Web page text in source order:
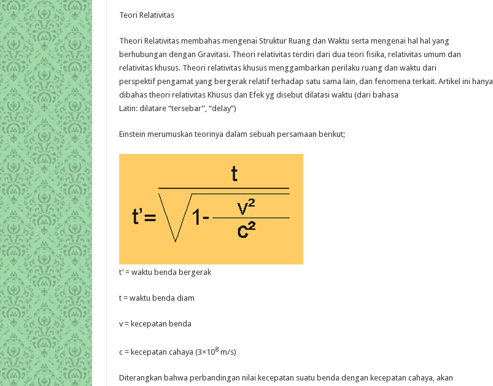
Teori Relativitas
Theori Relativitas membahas mengenai Struktur Ruang dan Waktu serta mengenai hal hal yang
berhubungan dengan Gravitasi. Theori relativitas terdiri dari dua teori fisika, relativitas umum dan
relativitas khusus. Theori relativitas khusus menggambarkan perilaku ruang dan waktu dari
perspektif pengamat yang bergerak relatif terhadap satu sama lain, dan fenomena terkait. Artikel ini hanya
dibahas theori relativitas Khusus dan Efek yg disebut dilatasi waktu (dari bahasa
Latin: dilatare “tersebar”, “delay”)
Einstein merumuskan teorinya dalam sebuah persamaan berikut;
t’ = waktu benda bergerak
t = waktu benda diam
v = kecepatan benda
c = kecepatan cahaya (3×108m/s)
Diterangkan bahwa perbandingan nilai kecepatan suatu benda dengan kecepatan cahaya, akan